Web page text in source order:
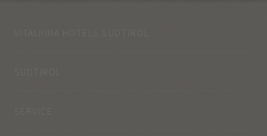
VITALPINA HOTELS SÜDTIROL
SÜDTIROL